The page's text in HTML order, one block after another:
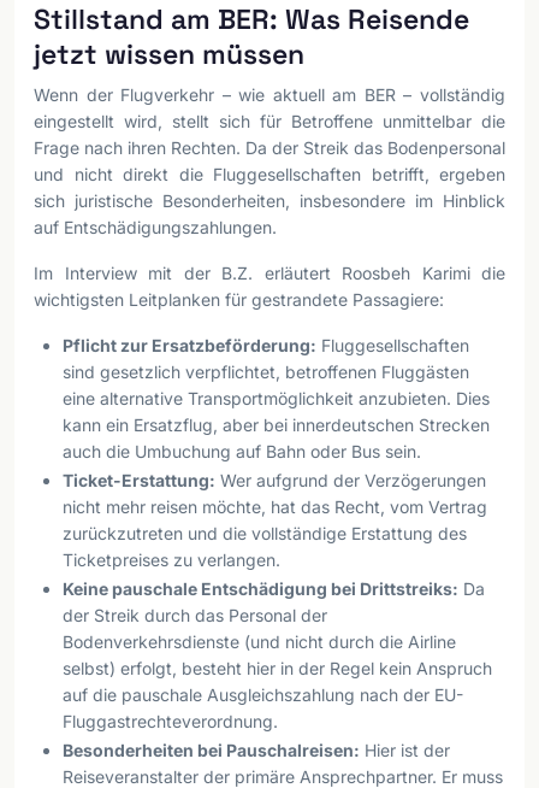
Stillstand am BER: Was Reisende
jetzt wissen müssen
Wenn der Flugverkehr – wie aktuell am BER – vollständig
eingestellt wird, stellt sich für Betroffene unmittelbar die
Frage nach ihren Rechten. Da der Streik das Bodenpersonal
und nicht direkt die Fluggesellschaften betrifft, ergeben
sich juristische Besonderheiten, insbesondere im Hinblick
auf Entschädigungszahlungen.
Im Interview mit der B.Z. erläutert Roosbeh Karimi die
wichtigsten Leitplanken für gestrandete Passagiere:
Pflicht zur Ersatzbeförderung: Fluggesellschaften
sind gesetzlich verpflichtet, betroffenen Fluggästen
eine alternative Transportmöglichkeit anzubieten. Dies
kann ein Ersatzflug, aber bei innerdeutschen Strecken
auch die Umbuchung auf Bahn oder Bus sein.
Ticket-Erstattung: Wer aufgrund der Verzögerungen
nicht mehr reisen möchte, hat das Recht, vom Vertrag
zurückzutreten und die vollständige Erstattung des
Ticketpreises zu verlangen.
Keine pauschale Entschädigung bei Drittstreiks: Da
der Streik durch das Personal der
Bodenverkehrsdienste (und nicht durch die Airline
selbst) erfolgt, besteht hier in der Regel kein Anspruch
auf die pauschale Ausgleichszahlung nach der EU-
Fluggastrechteverordnung.
Besonderheiten bei Pauschalreisen: Hier ist der
Reiseveranstalter der primäre Ansprechpartner. Er muss